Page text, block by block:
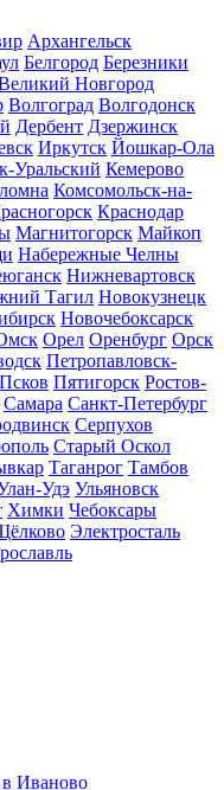
Архангельск
Белгород Березники
Новгород
Волгоград Волгодонск
Дербент Дзержинск
Иркутск Йошкар-Ола
Уральский Кемерово
Комсомольск-на-
Краснодар
Магнитогорск Майкоп
Набережные Челны
Нижневартовск
Тагил Новокузнецк
Новочебоксарск
Орел Оренбург Орск
Петропавловск-
Псков Пятигорск Ростов-
Самара Санкт-Петербург
Серпухов
Старый Оскол
Таганрог Тамбов
Удэ Ульяновск
Химки Чебоксары
Электросталь